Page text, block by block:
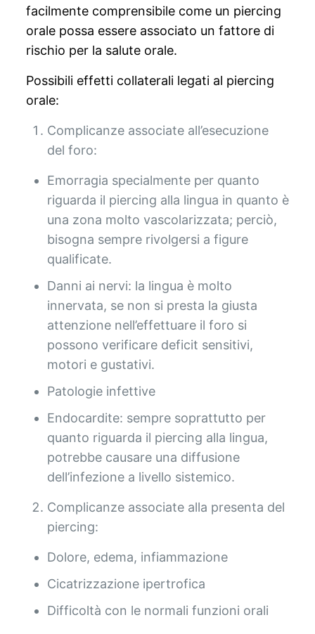
facilmente comprensibile come un piercing
orale possa essere associato un fattore di
rischio per la salute orale.
Possibili effetti collaterali legati al piercing
orale:
Complicanze associate all’esecuzione
del foro:
Emorragia specialmente per quanto
riguarda il piercing alla lingua in quanto è
una zona molto vascolarizzata; perciò,
bisogna sempre rivolgersi a figure
qualificate.
Danni ai nervi: la lingua è molto
innervata, se non si presta la giusta
attenzione nell’effettuare il foro si
possono verificare deficit sensitivi,
motori e gustativi.
Patologie infettive
Endocardite: sempre soprattutto per
quanto riguarda il piercing alla lingua,
potrebbe causare una diffusione
dell’infezione a livello sistemico.
Complicanze associate alla presenta del
piercing:
Dolore, edema, infiammazione
Cicatrizzazione ipertrofica
Difficoltà con le normali funzioni orali